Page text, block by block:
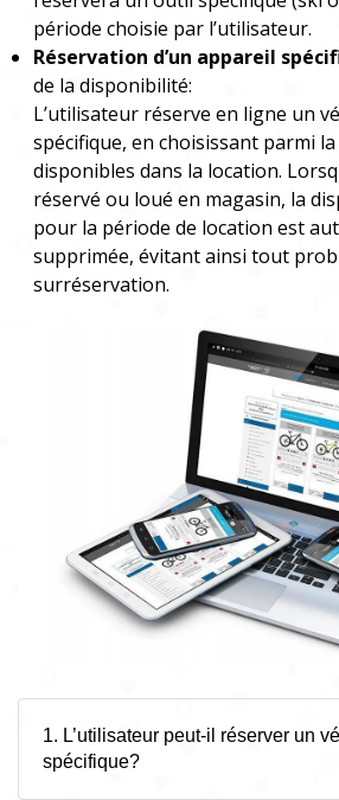
période choisie par l’utilisateur.
Réservation d’un appareil
de la disponibilité:
L’utilisateur réserve en ligne un
spécifique, en choisissant parmi
disponibles dans la location.
réservé ou loué en magasin, la
pour la période de location est
supprimée, évitant ainsi tout
surréservation.
1. L’utilisateur peut-il réserver un
spécifique?